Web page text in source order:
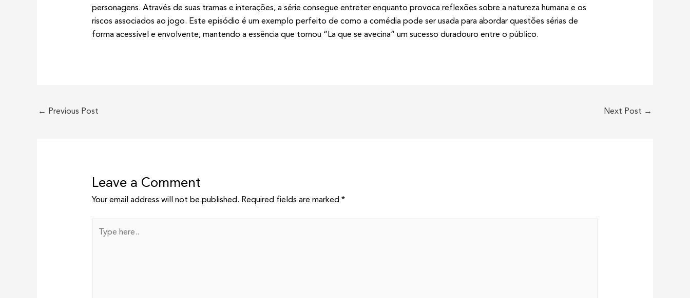
personagens. Através de suas tramas e interações, a série consegue entreter enquanto provoca reflexões sobre a natureza humana e os
riscos associados ao jogo. Este episódio é um exemplo perfeito de como a comédia pode ser usada para abordar questões sérias de
forma acessível e envolvente, mantendo a essência que tornou “La que se avecina” um sucesso duradouro entre o público.
← Previous Post Next Post →
Leave a Comment
Your email address will not be published. Required fields are marked *
here..